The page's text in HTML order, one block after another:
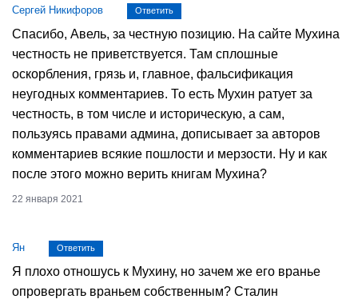
Сергей Никифоров Ответить
Спасибо, Авель, за честную позицию. На сайте Мухина
честность не приветствуется. Там сплошные
оскорбления, грязь и, главное, фальсификация
неугодных комментариев. То есть Мухин ратует за
честность, в том числе и историческую, а сам,
пользуясь правами админа, дописывает за авторов
комментариев всякие пошлости и мерзости. Ну и как
после этого можно верить книгам Мухина?
22 января 2021
Ян Ответить
Я плохо отношусь к Мухину, но зачем же его вранье
опровергать враньем собственным? Сталин